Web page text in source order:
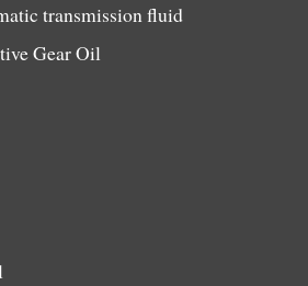
transmission fluid
Gear Oil